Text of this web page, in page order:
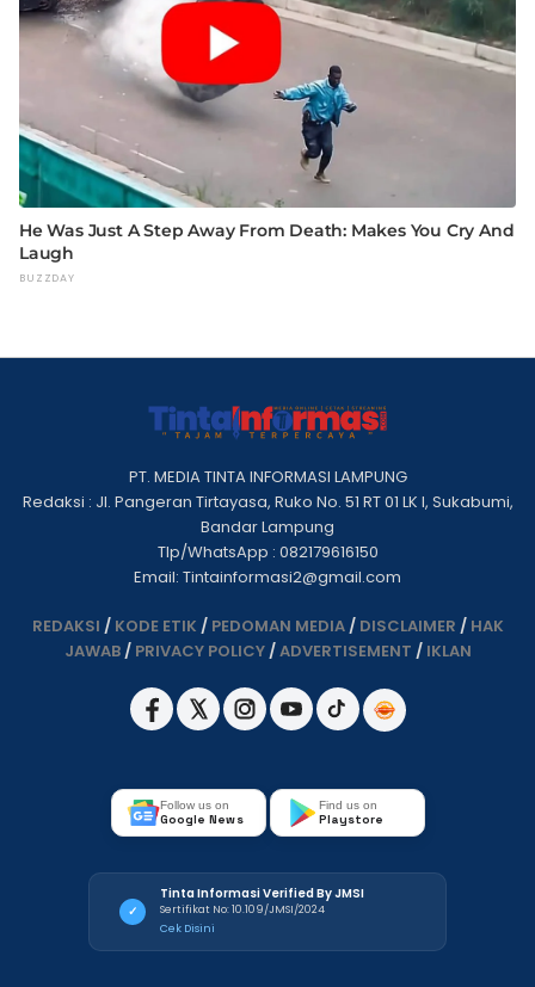
PT. MEDIA TINTA INFORMASI LAMPUNG
Redaksi : Jl. Pangeran Tirtayasa, Ruko No. 51 RT 01 LK I, Sukabumi,
Bandar Lampung
Tlp/WhatsApp : 082179616150
Email: Tintainformasi2@gmail.com
REDAKSI / KODE ETIK / PEDOMAN MEDIA/ DISCLAIMER / HAK
JAWAB/ PRIVACY POLICY/ADVERTISEMENT / IKLAN
Follow us on
Google News
Find us on
Playstore
✓
Tinta Informasi Verified By JMSI
Sertifikat No: 10.109/JMSI/2024
Cek Disini